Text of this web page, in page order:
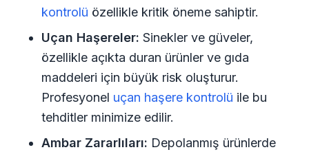
kontrolü özellikle kritik öneme sahiptir.
Uçan Haşereler: Sinekler ve güveler,
özellikle açıkta duran ürünler ve gıda
maddeleri için büyük risk oluşturur.
Profesyonel uçan haşere kontrolü ile bu
tehditler minimize edilir.
Ambar Zararlıları: Depolanmış ürünlerde